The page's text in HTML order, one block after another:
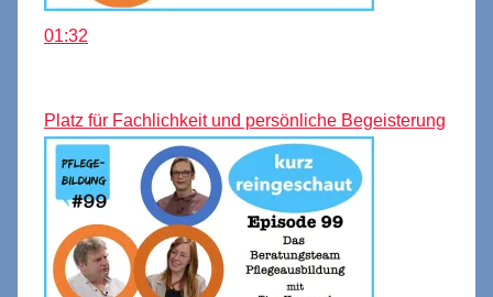
01:32
Platz für Fachlichkeit und persönliche Begeisterung